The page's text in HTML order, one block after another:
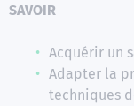
SAVOIR
Acquérir un
Adapter la
techniques